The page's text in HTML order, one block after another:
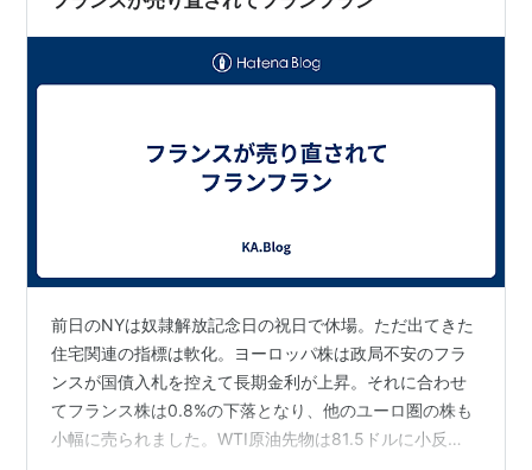
前日のNYは奴隷解放記念日の祝日で休場。ただ出てきた
住宅関連の指標は軟化。ヨーロッパ株は政局不安のフラ
ンスが国債入札を控えて長期金利が上昇。それに合わせ
てフランス株は0.8%の下落となり、他のユーロ圏の株も
小幅に売られました。WTI原油先物は81.5ドルに小反